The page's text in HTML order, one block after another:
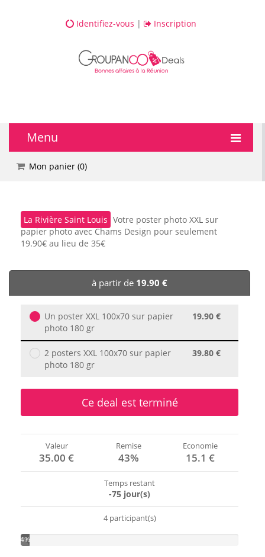
Identifiez-vous | Inscription
Menu
🔥 DEALS
💅 Beauté
🎈 Événements
Mon panier (0)
La Rivière Saint Louis Votre poster photo XXL sur
papier photo avec Chams Design pour seulement
19.90€ au lieu de 35€
à partir de 19.90 €
Un poster XXL 100x70 sur papier
photo 180 gr
19.90 €
2 posters XXL 100x70 sur papier
photo 180 gr
39.80 €
Ce deal est terminé
Valeur
35.00 €
Remise
43%
Economie
15.1 €
Temps restant
-75 jour(s)
4 participant(s)
4%